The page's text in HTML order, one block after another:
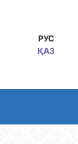
РУС
ҚАЗ